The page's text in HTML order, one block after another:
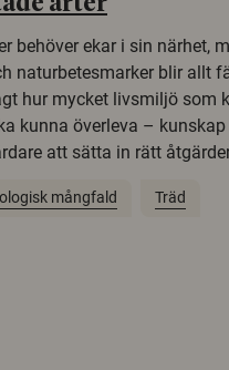
arter
behöver ekar i sin närhet,
naturbetesmarker blir allt
hur mycket livsmiljö som
kunna överleva –
att sätta in rätt
mångfald Träd